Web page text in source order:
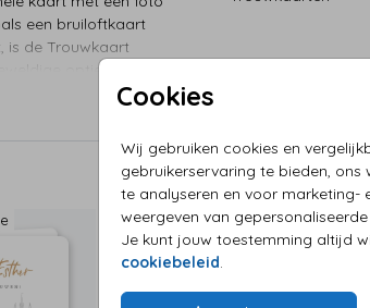
Cookies
Wij gebruiken cookies en
gebruikerservaring te bieden, ons
te analyseren en voor marketing-
weergeven van
Je kunt jouw toestemming altijd
cookiebeleid.
een bruiloftkaart
is de Trouwkaart
optie. Deze
leuke en unieke